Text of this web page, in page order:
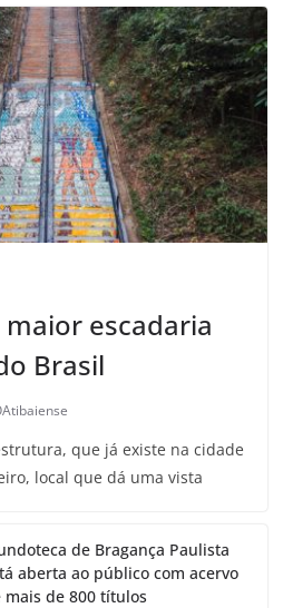
escadaria
Brasil
que já existe na cidade
local que dá uma vista
de Bragança Paulista
aberta ao público com acervo
mais de 800 títulos